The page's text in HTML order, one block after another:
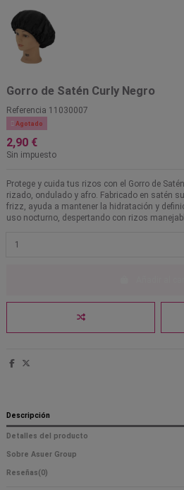
Gorro de Satén Curly Negro
Referencia 11030007
 Agotado
2,90 €
Sin impuesto
Protege y cuida tus rizos con el Gorro de
rizado, ondulado y afro. Fabricado en satén
frizz, ayuda a mantener la hidratación y
uso nocturno, despertando con rizos
Descripción
Detalles del producto
Sobre Asuer Group
Reseñas(0)